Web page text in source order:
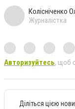
Колісніченко
Журналістка
Авторизуйтесь, щоб
Діліться цією